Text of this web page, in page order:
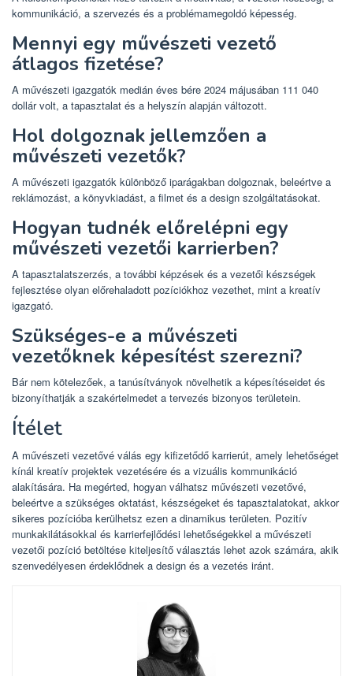
kommunikáció, a szervezés és a problémamegoldó képesség.
Mennyi egy művészeti vezető
átlagos fizetése?
A művészeti igazgatók medián éves bére 2024 májusában 111 040
dollár volt, a tapasztalat és a helyszín alapján változott.
Hol dolgoznak jellemzően a
művészeti vezetők?
A művészeti igazgatók különböző iparágakban dolgoznak, beleértve a
reklámozást, a könyvkiadást, a filmet és a design szolgáltatásokat.
Hogyan tudnék előrelépni egy
művészeti vezetői karrierben?
A tapasztalatszerzés, a további képzések és a vezetői készségek
fejlesztése olyan előrehaladott pozíciókhoz vezethet, mint a kreatív
igazgató.
Szükséges-e a művészeti
vezetőknek képesítést szerezni?
Bár nem kötelezőek, a tanúsítványok növelhetik a képesítéseidet és
bizonyíthatják a szakértelmedet a tervezés bizonyos területein.
Ítélet
A művészeti vezetővé válás egy kifizetődő karrierút, amely lehetőséget
kínál kreatív projektek vezetésére és a vizuális kommunikáció
alakítására. Ha megérted, hogyan válhatsz művészeti vezetővé,
beleértve a szükséges oktatást, készségeket és tapasztalatokat, akkor
sikeres pozícióba kerülhetsz ezen a dinamikus területen. Pozitív
munkakilátásokkal és karrierfejlődési lehetőségekkel a művészeti
vezetői pozíció betöltése kiteljesítő választás lehet azok számára, akik
szenvedélyesen érdeklődnek a design és a vezetés iránt.